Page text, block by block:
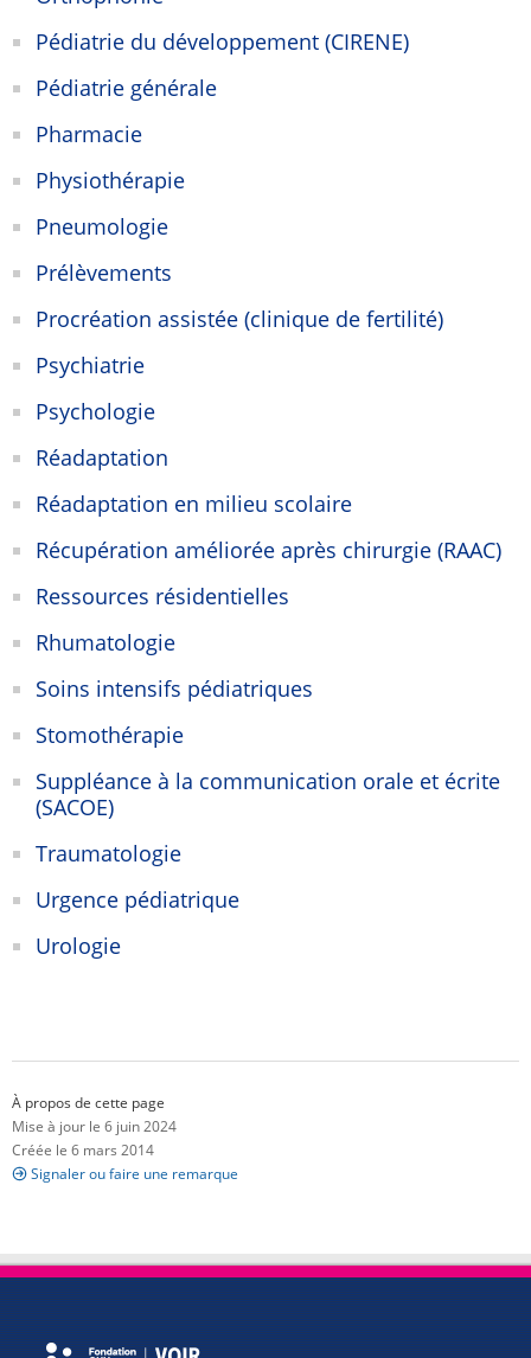
Pédiatrie du développement (CIRENE)
Pédiatrie générale
Pharmacie
Physiothérapie
Pneumologie
Prélèvements
Procréation assistée (clinique de fertilité)
Psychiatrie
Psychologie
Réadaptation
Réadaptation en milieu scolaire
Récupération améliorée après chirurgie (RAAC)
Ressources résidentielles
Rhumatologie
Soins intensifs pédiatriques
Stomothérapie
Suppléance à la communication orale et écrite
(SACOE)
Traumatologie
Urgence pédiatrique
Urologie
À propos de cette page
Mise à jour le 6 juin 2024
Créée le 6 mars 2014
Signaler ou faire une remarque